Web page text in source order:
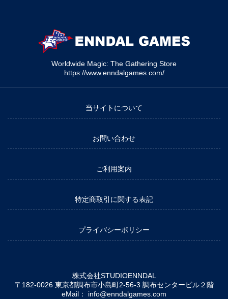
Worldwide Magic: The Gathering Store
https://www.enndalgames.com/
当サイトについて
お問い合わせ
ご利用案内
特定商取引に関する表記
プライバシーポリシー
株式会社STUDIOENNDAL
〒182-0026 東京都調布市小島町2-56-3 調布センタービル２階
eMail： info@enndalgames.com